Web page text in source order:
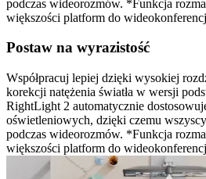
podczas wideorozmów. *Funkcja
większości platform do
Postaw na wyrazistość
Współpracuj lepiej dzięki wysokiej
korekcji natężenia światła w wersji
RightLight 2 automatycznie
oświetleniowych, dzięki czemu
podczas wideorozmów. *Funkcja
większości platform do